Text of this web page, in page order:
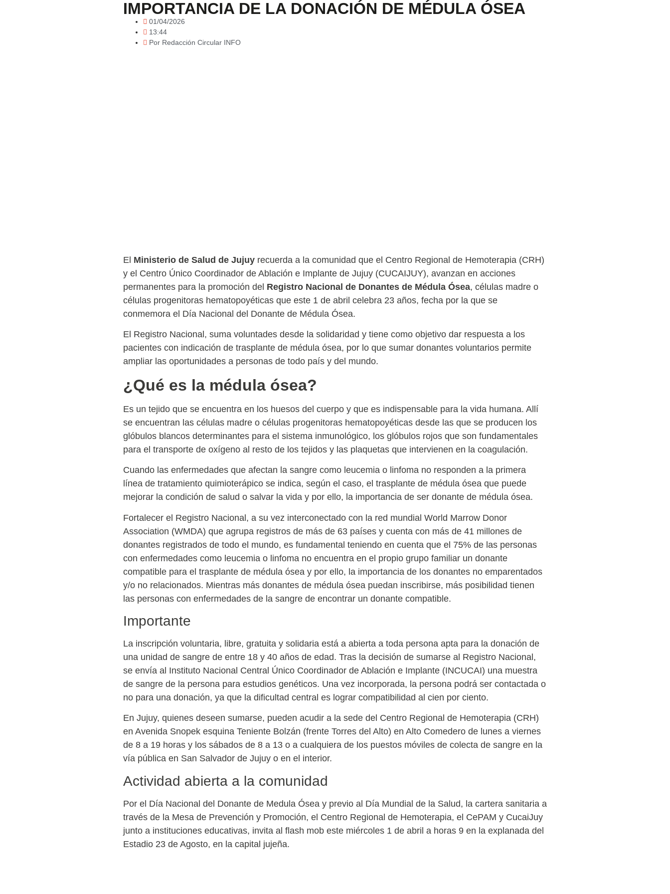
IMPORTANCIA DE LA DONACIÓN DE MÉDULA ÓSEA
01/04/2026
13:44
Por Redacción Circular INFO
El Ministerio de Salud de Jujuy recuerda a la comunidad que el Centro Regional de Hemoterapia (CRH)
y el Centro Único Coordinador de Ablación e Implante de Jujuy (CUCAIJUY), avanzan en acciones
permanentes para la promoción del Registro Nacional de Donantes de Médula Ósea, células madre o
células progenitoras hematopoyéticas que este 1 de abril celebra 23 años, fecha por la que se
conmemora el Día Nacional del Donante de Médula Ósea.
El Registro Nacional, suma voluntades desde la solidaridad y tiene como objetivo dar respuesta a los
pacientes con indicación de trasplante de médula ósea, por lo que sumar donantes voluntarios permite
ampliar las oportunidades a personas de todo país y del mundo.
¿Qué es la médula ósea?
Es un tejido que se encuentra en los huesos del cuerpo y que es indispensable para la vida humana. Allí
se encuentran las células madre o células progenitoras hematopoyéticas desde las que se producen los
glóbulos blancos determinantes para el sistema inmunológico, los glóbulos rojos que son fundamentales
para el transporte de oxígeno al resto de los tejidos y las plaquetas que intervienen en la coagulación.
Cuando las enfermedades que afectan la sangre como leucemia o linfoma no responden a la primera
línea de tratamiento quimioterápico se indica, según el caso, el trasplante de médula ósea que puede
mejorar la condición de salud o salvar la vida y por ello, la importancia de ser donante de médula ósea.
Fortalecer el Registro Nacional, a su vez interconectado con la red mundial World Marrow Donor
Association (WMDA) que agrupa registros de más de 63 países y cuenta con más de 41 millones de
donantes registrados de todo el mundo, es fundamental teniendo en cuenta que el 75% de las personas
con enfermedades como leucemia o linfoma no encuentra en el propio grupo familiar un donante
compatible para el trasplante de médula ósea y por ello, la importancia de los donantes no emparentados
y/o no relacionados. Mientras más donantes de médula ósea puedan inscribirse, más posibilidad tienen
las personas con enfermedades de la sangre de encontrar un donante compatible.
Importante
La inscripción voluntaria, libre, gratuita y solidaria está a abierta a toda persona apta para la donación de
una unidad de sangre de entre 18 y 40 años de edad. Tras la decisión de sumarse al Registro Nacional,
se envía al Instituto Nacional Central Único Coordinador de Ablación e Implante (INCUCAI) una muestra
de sangre de la persona para estudios genéticos. Una vez incorporada, la persona podrá ser contactada o
no para una donación, ya que la dificultad central es lograr compatibilidad al cien por ciento.
En Jujuy, quienes deseen sumarse, pueden acudir a la sede del Centro Regional de Hemoterapia (CRH)
en Avenida Snopek esquina Teniente Bolzán (frente Torres del Alto) en Alto Comedero de lunes a viernes
de 8 a 19 horas y los sábados de 8 a 13 o a cualquiera de los puestos móviles de colecta de sangre en la
vía pública en San Salvador de Jujuy o en el interior.
Actividad abierta a la comunidad
Por el Día Nacional del Donante de Medula Ósea y previo al Día Mundial de la Salud, la cartera sanitaria a
través de la Mesa de Prevención y Promoción, el Centro Regional de Hemoterapia, el CePAM y CucaiJuy
junto a instituciones educativas, invita al flash mob este miércoles 1 de abril a horas 9 en la explanada del
Estadio 23 de Agosto, en la capital jujeña.